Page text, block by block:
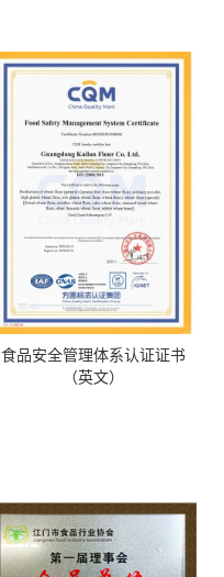
食品安全管理体系认证证书
（英文）